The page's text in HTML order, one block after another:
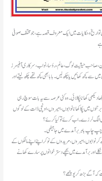
کی تواریخ و حکایات میں ایک معروف قصہ ہے، جو مختلف صوفی
صاحب حیثیت لوگ، عالم، رؤسا، نواب، سرکاری آفیسرز
کچھ کھائیں یا چکھ لیں۔ بابا بھی کچھ لقمے چکھ لیتے اور
دیکھی کھانا پکا لائی۔ وہ کئی عرصہ سے یہ بات سوچ رہی
میں پکا کھانا نوابوں، امیروں، اونچی ذات کے لوگوں
الگ لرزے۔ اب کرئے تو کیا کرئے؟
چاپ باہر برآمدے میں جا بیٹھی۔
نوابوں، امیروں، مریدوں کے نوکر اپنے اپنے مالکوں کے
اور برآمدے میں بچھے دسترخوانوں پر سارے کھانے
کہ آگے بڑھ کر پوچھے؟